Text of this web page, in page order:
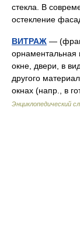
стекла. В
остекление
ВИТРАЖ —
орнаментальная
окне, двери, в
другого
окнах (напр., в
Энциклопедический